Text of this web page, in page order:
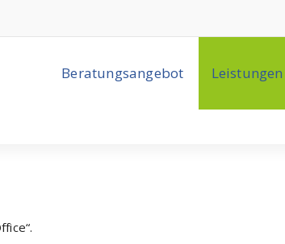
Beratungsangebot Leistungen